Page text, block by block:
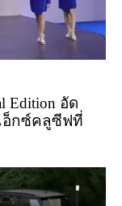
Edition อัด
อ็กซ์คลูซีฟที่